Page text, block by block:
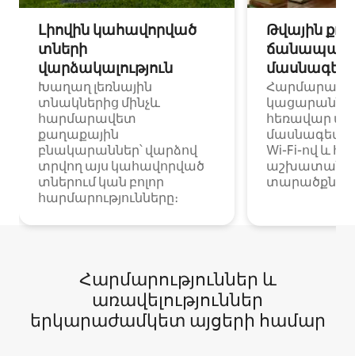
Լիովին կահավորված
տների
վարձակալություն
Խաղաղ լեռնային
տնակներից մինչև
հարմարավետ
քաղաքային
բնակարաններ՝ վարձով
տրվող այս կահավորված
տներում կան բոլոր
հարմարությունները։
Թվային
հեռավար
Wi-Fi-ով և
Հարմարություններ և
առավելություններ
երկարաժամկետ այցերի համար